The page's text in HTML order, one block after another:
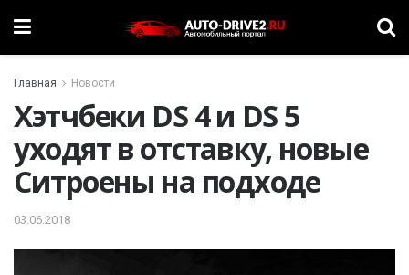
Главная Новости
Хэтчбеки DS 4 и DS 5
уходят в отставку, новые
Ситроены на подходе
03.06.2018